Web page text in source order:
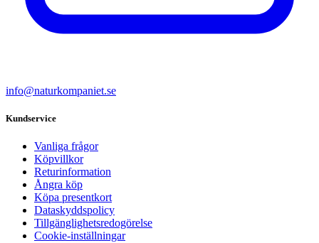
info@naturkompaniet.se
Kundservice
Vanliga frågor
Köpvillkor
Returinformation
Ångra köp
Köpa presentkort
Dataskyddspolicy
Tillgänglighetsredogörelse
Cookie-inställningar